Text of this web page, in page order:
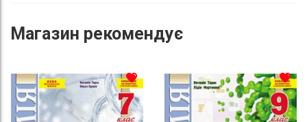
Магазин рекомендує
До списку бажань До